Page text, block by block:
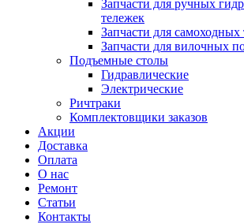
Запчасти для ручных
тележек
Запчасти для самоходных
Запчасти для вилочных
Подъемные столы
Гидравлические
Электрические
Ричтраки
Комплектовщики заказов
Акции
Доставка
Оплата
О нас
Ремонт
Статьи
Контакты